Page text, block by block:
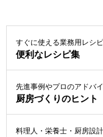
すぐに使える業務用レシ
便利なレシピ集
先進事例やプロのアドバ
厨房づくりのヒント
料理人・栄養士・厨房設